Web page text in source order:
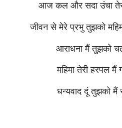
आज कल और सदा उंचा
जीवन से मेरे प्रभु तुझको
आराधना मैं तुझको
महिमा तेरी हरपल मैं
धन्यवाद दूं तुझको मैं